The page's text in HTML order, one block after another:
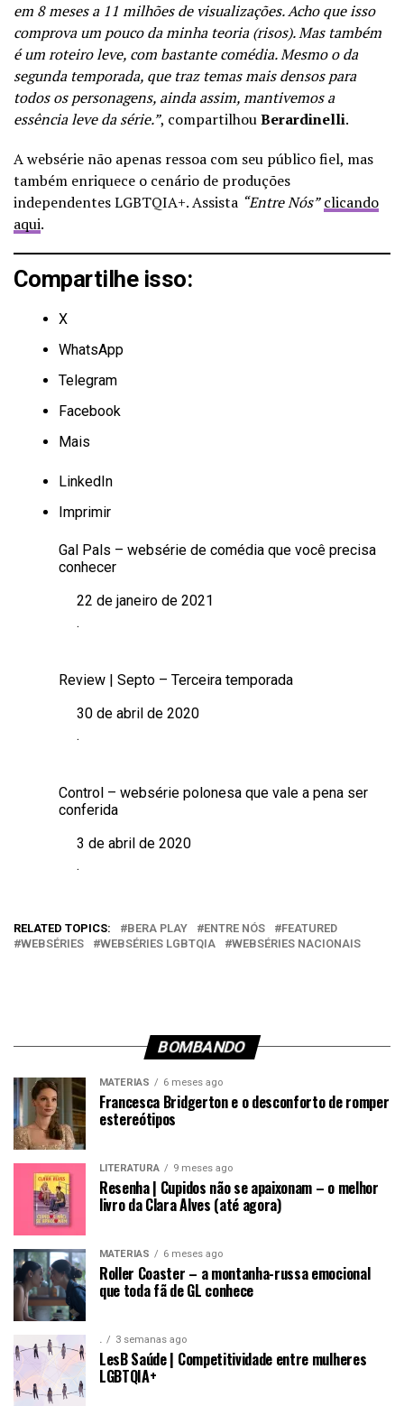
em 8 meses a 11 milhões de visualizações. Acho que isso
comprova um pouco da minha teoria (risos). Mas também
é um roteiro leve, com bastante comédia. Mesmo o da
segunda temporada, que traz temas mais densos para
todos os personagens, ainda assim, mantivemos a
essência leve da série.”, compartilhouBerardinelli.
A websérie não apenas ressoa com seu público fiel, mas
também enriquece o cenário de produções
independentes LGBTQIA+. Assista “Entre Nós” clicando
aqui.
Compartilhe isso:
X
WhatsApp
Telegram
Facebook
Mais
LinkedIn
Imprimir
Gal Pals – websérie de comédia que você precisa
conhecer
Data
22 de janeiro de 2021
Em relação a
.
Review | Septo – Terceira temporada
Data
30 de abril de 2020
Em relação a
.
Control – websérie polonesa que vale a pena ser
conferida
Data
3 de abril de 2020
Em relação a
.
RELATED TOPICS: BERA PLAY ENTRE NÓS
FEATURED
WEBSÉRIES
WEBSÉRIES LGBTQIA WEBSÉRIES NACIONAIS
BOMBANDO
MATÉRIAS 6 meses ago
Francesca Bridgerton e o desconforto de romper
estereótipos
LITERATURA 9 meses ago
Resenha | Cupidos não se apaixonam – o melhor
livro da Clara Alves (até agora)
MATÉRIAS 6 meses ago
Roller Coaster – a montanha-russa emocional
que toda fã de GL conhece
. 3 semanas ago
LesB Saúde | Competitividade entre mulheres
LGBTQIA+